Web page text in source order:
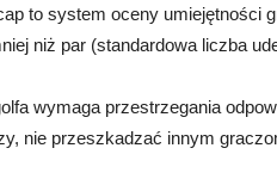
to system oceny umiejętności
niż par (standardowa liczba
wymaga przestrzegania
nie przeszkadzać innym